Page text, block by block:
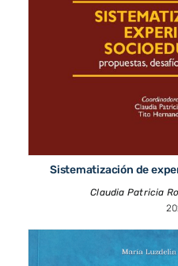
Sistematización de
Claudia Patricia